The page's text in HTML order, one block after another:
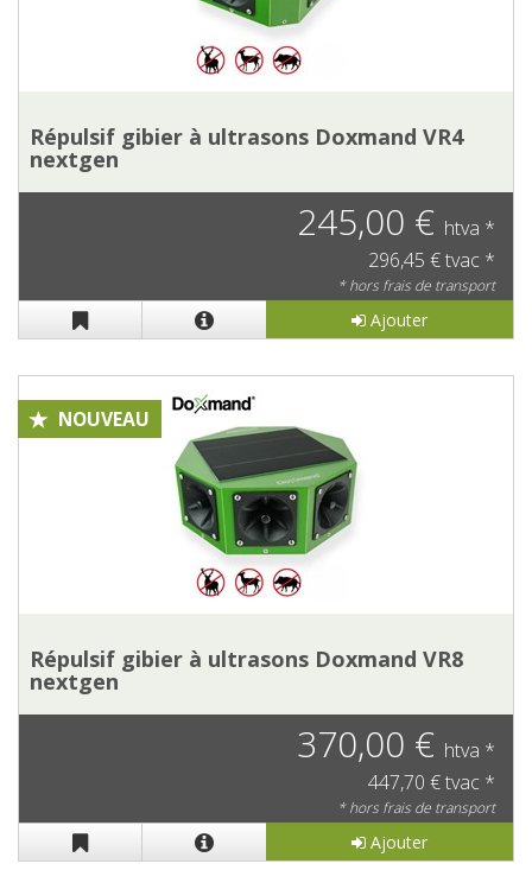
Répulsif gibier à ultrasons Doxmand VR4
nextgen
245,00 € htva *
296,45 € tvac *
* hors frais de transport
Ajouter
Répulsif gibier à ultrasons Doxmand VR8
nextgen
370,00 € htva *
447,70 € tvac *
* hors frais de transport
Ajouter
NOUVEAU